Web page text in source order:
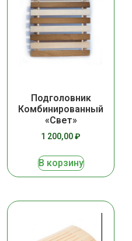
Подголовник
Комбинированный
«Свет»
1 200,00₽
В корзину